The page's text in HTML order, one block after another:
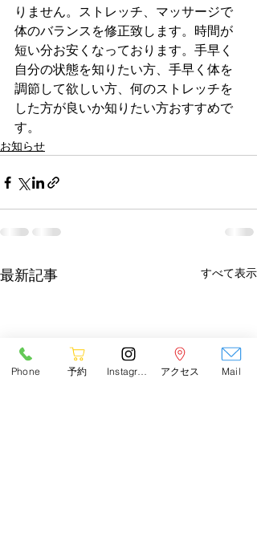
りません。ストレッチ、マッサージで
体のバランスを修正致します。時間が
短い分お安くなっております。手早く
自分の状態を知りたい方、手早く体を
調節して欲しい方、何のストレッチを
した方が良いか知りたい方おすすめで
す。
お知らせ
最新記事 すべて表示
Phone 予約 アクセス Mail